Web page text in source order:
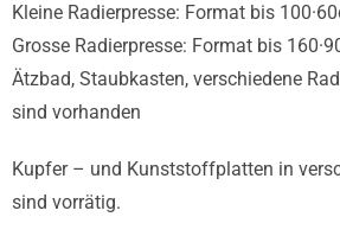
Kleine Radierpresse: Format bis
Grosse Radierpresse: Format bis
Ätzbad, Staubkasten, verschiedene
sind vorhanden
Kupfer – und Kunststoffplatten in
sind vorrätig.